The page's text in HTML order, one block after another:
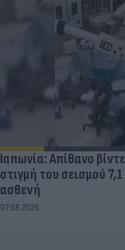
Ιαπωνία: Απίθανο
στιγμή του σεισμού
ασθενή
07.08.2026